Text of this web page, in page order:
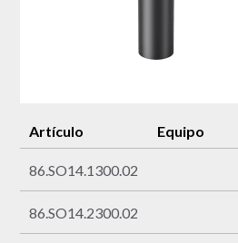
Artículo Equipo
86.SO14.1300.02
86.SO14.2300.02